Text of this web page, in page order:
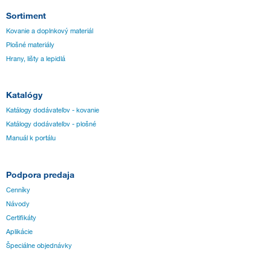
Sortiment
Kovanie a doplnkový materiál
Plošné materiály
Hrany, lišty a lepidlá
Katalógy
Katálogy dodávateľov - kovanie
Katálogy dodávateľov - plošné
Manuál k portálu
Podpora predaja
Cenníky
Návody
Certifikáty
Aplikácie
Špeciálne objednávky